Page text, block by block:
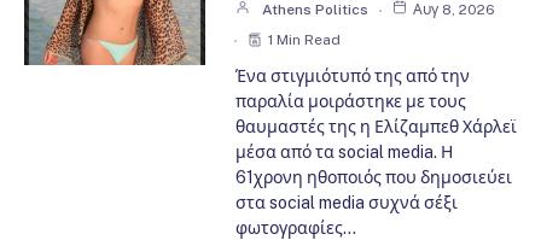
Athens Politics
Αυγ 8, 2026
1 Min Read
Ένα στιγμιότυπό της από την
παραλία μοιράστηκε με τους
θαυμαστές της η Ελίζαμπεθ Χάρλεϊ
μέσα από τα social media. Η
61χρονη ηθοποιός που δημοσιεύει
στα social media συχνά σέξι
φωτογραφίες…